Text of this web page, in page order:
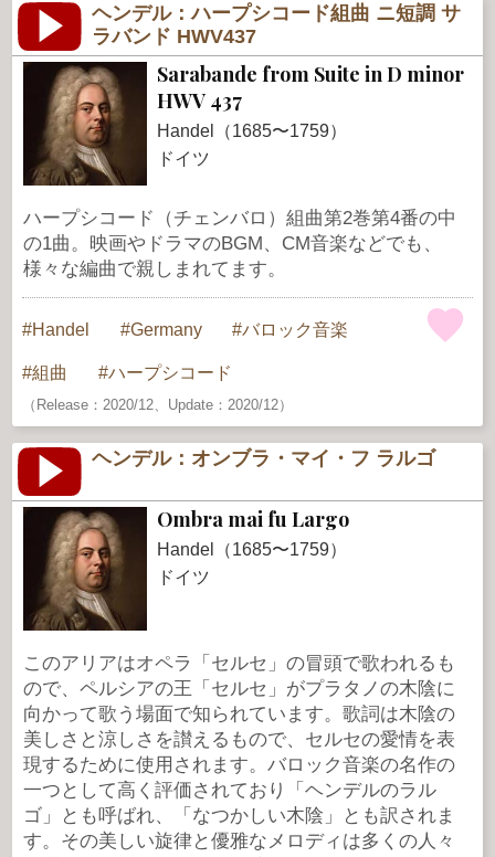
ヘンデル：ハープシコード組曲 ニ短調 サ
ラバンド HWV437
Sarabande from Suite in D minor
HWV 437
Handel（1685〜1759）
ドイツ
ハープシコード（チェンバロ）組曲第2巻第4番の中
の1曲。映画やドラマのBGM、CM音楽などでも、
様々な編曲で親しまれてます。
Handel Germany バロック音楽
組曲 ハープシコード
（Release：2020/12、Update：2020/12）
ヘンデル：オンブラ・マイ・フ ラルゴ
Ombra mai fu Largo
Handel（1685〜1759）
ドイツ
このアリアはオペラ「セルセ」の冒頭で歌われるも
ので、ペルシアの王「セルセ」がプラタノの木陰に
向かって歌う場面で知られています。歌詞は木陰の
美しさと涼しさを讃えるもので、セルセの愛情を表
現するために使用されます。バロック音楽の名作の
一つとして高く評価されており「ヘンデルのラル
ゴ」とも呼ばれ、「なつかしい木陰」とも訳されま
す。その美しい旋律と優雅なメロディは多くの人々